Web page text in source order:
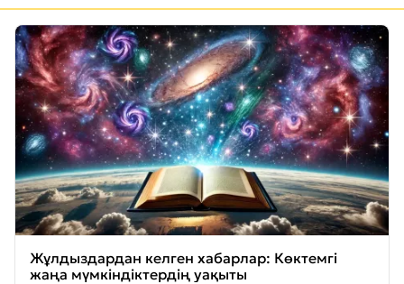
Жұлдыздардан келген хабарлар: Көктемгі
жаңа мүмкіндіктердің уақыты